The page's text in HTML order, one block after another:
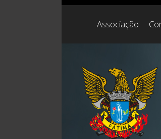
Associação